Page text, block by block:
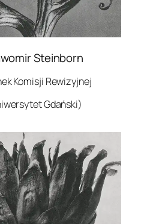
Steinborn
Komisji Rewizyjnej
Gdański)